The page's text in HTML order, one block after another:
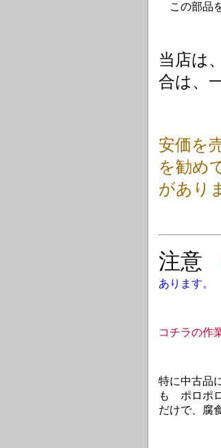
この部品
当店は
合は、
安価を
を勧め
があり
注意
あります。
コチラの作
特に中古品
も ポロポ
だけで、腐